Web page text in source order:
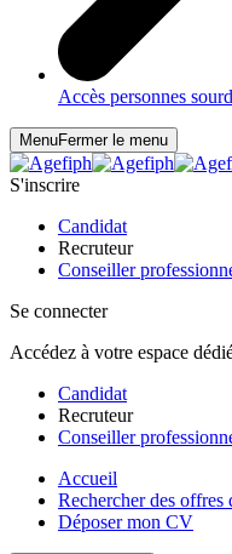
Accès personnes
MenuFermer le menu
S'inscrire
Candidat
Recruteur
Conseiller
Se connecter
Accédez à votre espace
Candidat
Recruteur
Conseiller
Accueil
Rechercher des offres
Déposer mon CV